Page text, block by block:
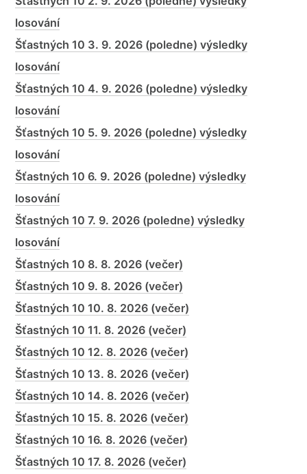
losování
Šťastných 10 3. 9. 2026 (poledne) výsledky
losování
Šťastných 10 4. 9. 2026 (poledne) výsledky
losování
Šťastných 10 5. 9. 2026 (poledne) výsledky
losování
Šťastných 10 6. 9. 2026 (poledne) výsledky
losování
Šťastných 10 7. 9. 2026 (poledne) výsledky
losování
Šťastných 10 8. 8. 2026 (večer)
Šťastných 10 9. 8. 2026 (večer)
Šťastných 10 10. 8. 2026 (večer)
Šťastných 10 11. 8. 2026 (večer)
Šťastných 10 12. 8. 2026 (večer)
Šťastných 10 13. 8. 2026 (večer)
Šťastných 10 14. 8. 2026 (večer)
Šťastných 10 15. 8. 2026 (večer)
Šťastných 10 16. 8. 2026 (večer)
Šťastných 10 17. 8. 2026 (večer)